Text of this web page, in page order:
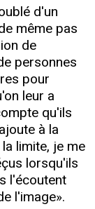
d'un
même pas
de
personnes
pour
leur a
qu'ils
à la
limite, je me
lorsqu'ils
l'écoutent
l'image».